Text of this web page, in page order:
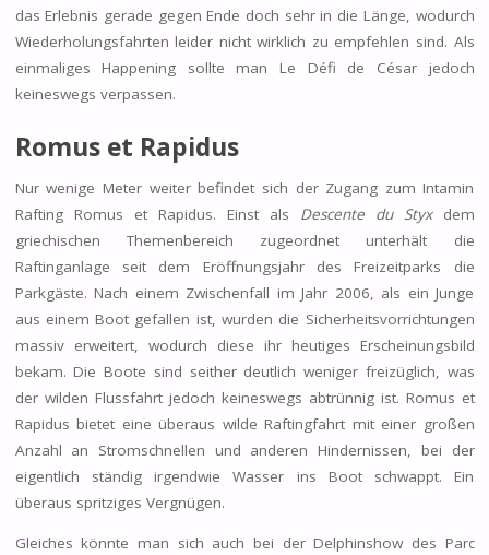
das Erlebnis gerade gegen Ende doch sehr in die Länge, wodurch
Wiederholungsfahrten leider nicht wirklich zu empfehlen sind. Als
einmaliges Happening sollte man Le Défi de César jedoch
keineswegs verpassen.
Romus et Rapidus
Nur wenige Meter weiter befindet sich der Zugang zum Intamin
Rafting Romus et Rapidus. Einst als Descente du Styxdem
griechischen Themenbereich zugeordnet unterhält die
Raftinganlage seit dem Eröffnungsjahr des Freizeitparks die
Parkgäste. Nach einem Zwischenfall im Jahr 2006, als ein Junge
aus einem Boot gefallen ist, wurden die Sicherheitsvorrichtungen
massiv erweitert, wodurch diese ihr heutiges Erscheinungsbild
bekam. Die Boote sind seither deutlich weniger freizüglich, was
der wilden Flussfahrt jedoch keineswegs abtrünnig ist. Romus et
Rapidus bietet eine überaus wilde Raftingfahrt mit einer großen
Anzahl an Stromschnellen und anderen Hindernissen, bei der
eigentlich ständig irgendwie Wasser ins Boot schwappt. Ein
überaus spritziges Vergnügen.
Gleiches könnte man sich auch bei der Delphinshow des Parc